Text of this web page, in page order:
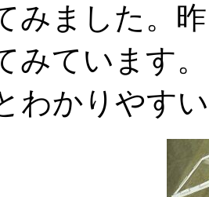
みました。
みています
わかりやす